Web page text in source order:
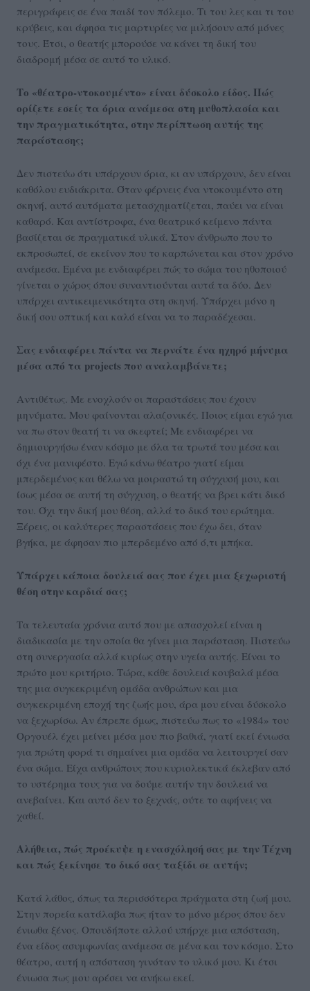
περιγράφεις σε ένα παιδί τον πόλεμο. Τι του λες και τι του
κρύβεις, και άφησα τις μαρτυρίες να μιλήσουν από μόνες
τους. Έτσι, ο θεατής μπορούσε να κάνει τη δική του
διαδρομή μέσα σε αυτό το υλικό.
Το «θέατρο-ντοκουμέντο» είναι δύσκολο είδος. Πώς
ορίζετε εσείς τα όρια ανάμεσα στη μυθοπλασία και
την πραγματικότητα, στην περίπτωση αυτής της
παράστασης;
Δεν πιστεύω ότι υπάρχουν όρια, κι αν υπάρχουν, δεν είναι
καθόλου ευδιάκριτα. Όταν φέρνεις ένα ντοκουμέντο στη
σκηνή, αυτό αυτόματα μετασχηματίζεται, παύει να είναι
καθαρό. Και αντίστροφα, ένα θεατρικό κείμενο πάντα
βασίζεται σε πραγματικά υλικά. Στον άνθρωπο που το
εκπροσωπεί, σε εκείνον που το καρπώνεται και στον χρόνο
ανάμεσα. Εμένα με ενδιαφέρει πώς το σώμα του ηθοποιού
γίνεται ο χώρος όπου συναντιούνται αυτά τα δύο. Δεν
υπάρχει αντικειμενικότητα στη σκηνή. Υπάρχει μόνο η
δική σου οπτική και καλό είναι να το παραδέχεσαι.
Σας ενδιαφέρει πάντα να περνάτε ένα ηχηρό μήνυμα
μέσα από τα projects που αναλαμβάνετε;
Αντιθέτως. Με ενοχλούν οι παραστάσεις που έχουν
μηνύματα. Μου φαίνονται αλαζονικές. Ποιος είμαι εγώ για
να πω στον θεατή τι να σκεφτεί; Με ενδιαφέρει να
δημιουργήσω έναν κόσμο με όλα τα τρωτά του μέσα και
όχι ένα μανιφέστο. Εγώ κάνω θέατρο γιατί είμαι
μπερδεμένος και θέλω να μοιραστώ τη σύγχυσή μου, και
ίσως μέσα σε αυτή τη σύγχυση, ο θεατής να βρει κάτι δικό
του. Όχι την δική μου θέση, αλλά το δικό του ερώτημα.
Ξέρεις, οι καλύτερες παραστάσεις που έχω δει, όταν
βγήκα, με άφησαν πιο μπερδεμένο από ό,τι μπήκα.
Υπάρχει κάποια δουλειά σας που έχει μια ξεχωριστή
θέση στην καρδιά σας;
Τα τελευταία χρόνια αυτό που με απασχολεί είναι η
διαδικασία με την οποία θα γίνει μια παράσταση. Πιστεύω
στη συνεργασία αλλά κυρίως στην υγεία αυτής. Είναι το
πρώτο μου κριτήριο. Τώρα, κάθε δουλειά κουβαλά μέσα
της μια συγκεκριμένη ομάδα ανθρώπων και μια
συγκεκριμένη εποχή της ζωής μου, άρα μου είναι δύσκολο
να ξεχωρίσω. Αν έπρεπε όμως, πιστεύω πως το «1984» του
Οργουέλ έχει μείνει μέσα μου πιο βαθιά, γιατί εκεί ένιωσα
για πρώτη φορά τι σημαίνει μια ομάδα να λειτουργεί σαν
ένα σώμα. Είχα ανθρώπους που κυριολεκτικά έκλεβαν από
το υστέρημα τους για να δούμε αυτήν την δουλειά να
ανεβαίνει. Και αυτό δεν το ξεχνάς, ούτε το αφήνεις να
χαθεί.
Αλήθεια, πώς προέκυψε η ενασχόλησή σας με την Τέχνη
και πώς ξεκίνησε το δικό σας ταξίδι σε αυτήν;
Κατά λάθος, όπως τα περισσότερα πράγματα στη ζωή μου.
Στην πορεία κατάλαβα πως ήταν το μόνο μέρος όπου δεν
ένιωθα ξένος. Οπουδήποτε αλλού υπήρχε μια απόσταση,
ένα είδος ασυμφωνίας ανάμεσα σε μένα και τον κόσμο. Στο
θέατρο, αυτή η απόσταση γινόταν το υλικό μου. Κι έτσι
ένιωσα πως μου αρέσει να ανήκω εκεί.